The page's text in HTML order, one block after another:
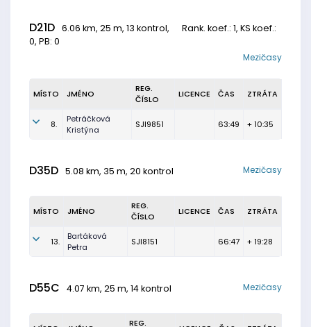
D21D 6.06 km, 25 m, 13 kontrol, Rank. koef.: 1, KS koef.:
0, PB: 0
Mezičasy
MÍSTO JMÉNO
REG.
ČÍSLO
LICENCE ČAS ZTRÁTA
8.
Petráčková
Kristýna
SJI9851 63:49 + 10:35
D35D 5.08 km, 35 m, 20 kontrol Mezičasy
MÍSTO JMÉNO
REG.
ČÍSLO
LICENCE ČAS ZTRÁTA
13.
Bartáková
Petra
SJI8151 66:47 + 19:28
D55C 4.07 km, 25 m, 14 kontrol Mezičasy
REG.